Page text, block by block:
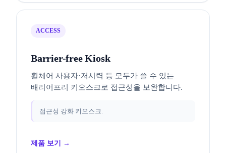
ACCESS
Barrier-free Kiosk
휠체어 사용자·저시력 등 모두가 쓸 수 있는
배리어프리 키오스크로 접근성을 보완합니다.
접근성 강화 키오스크.
제품 보기 →